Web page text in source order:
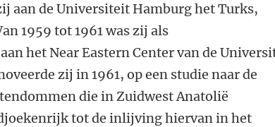
aan de Universiteit Hamburg het Turks,
1959 tot 1961 was zij als
het Near Eastern Center van de
zij in 1961, op een studie naar de
die in Zuidwest Anatolië
tot de inlijving hiervan in het